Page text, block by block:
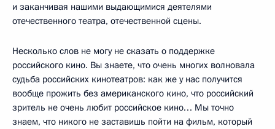
и заканчивая нашими выдающимися деятелями
отечественного театра, отечественной сцены.
Несколько слов не могу не сказать о поддержке
российского кино. Вы знаете, что очень многих волновала
судьба российских кинотеатров: как же у нас получится
вообще прожить без американского кино, что российский
зритель не очень любит российское кино… Мы точно
знаем, что никого не заставишь пойти на фильм, который